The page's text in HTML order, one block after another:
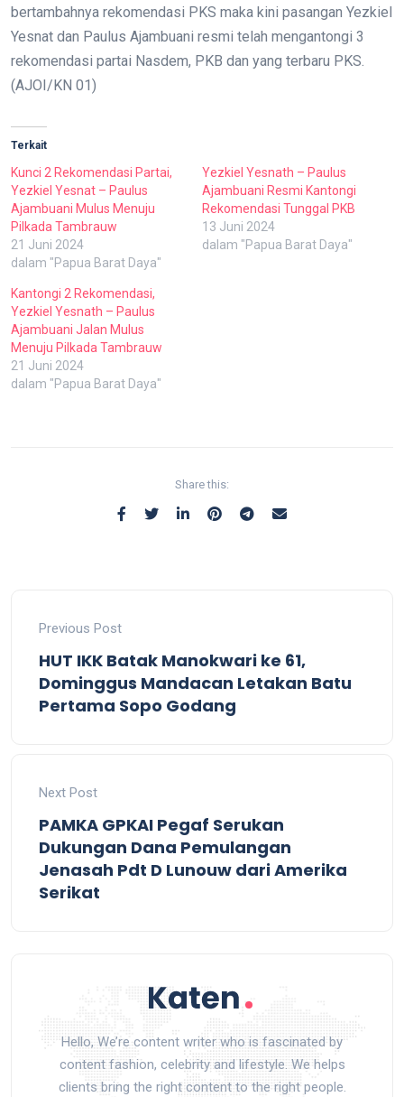
bertambahnya rekomendasi PKS maka kini pasangan Yezkiel
Yesnat dan Paulus Ajambuani resmi telah mengantongi 3
rekomendasi partai Nasdem, PKB dan yang terbaru PKS.
(AJOI/KN 01)
Terkait
Kunci 2 Rekomendasi Partai,
Yezkiel Yesnat – Paulus
Ajambuani Mulus Menuju
Pilkada Tambrauw
21 Juni 2024
dalam "Papua Barat Daya"
Yezkiel Yesnath – Paulus
Ajambuani Resmi Kantongi
Rekomendasi Tunggal PKB
13 Juni 2024
dalam "Papua Barat Daya"
Kantongi 2 Rekomendasi,
Yezkiel Yesnath – Paulus
Ajambuani Jalan Mulus
Menuju Pilkada Tambrauw
21 Juni 2024
dalam "Papua Barat Daya"
Share this:
Previous Post
HUT IKK Batak Manokwari ke 61,
Dominggus Mandacan Letakan Batu
Pertama Sopo Godang
Next Post
PAMKA GPKAI Pegaf Serukan
Dukungan Dana Pemulangan
Jenasah Pdt D Lunouw dari Amerika
Serikat
Hello, We’re content writer who is fascinated by
content fashion, celebrity and lifestyle. We helps
clients bring the right content to the right people.